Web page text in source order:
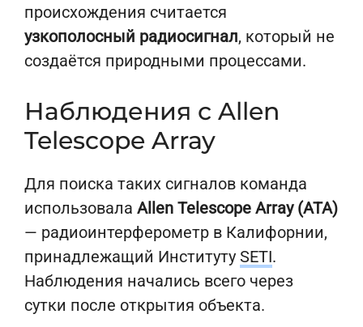
происхождения считается
узкополосный радиосигнал, который не
создаётся природными процессами.
Наблюдения с Allen
Telescope Array
Для поиска таких сигналов команда
использовала Allen Telescope Array (ATA)
— радиоинтерферометр в Калифорнии,
принадлежащий Институту SETI.
Наблюдения начались всего через
сутки после открытия объекта.